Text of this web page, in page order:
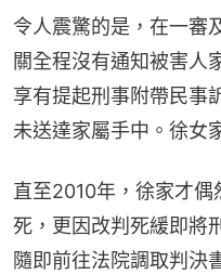
令人震驚的是，在一審
關全程沒有通知被害人
享有提起刑事附帶民事
未送達家屬手中。徐女
直至2010年，徐家才
死，更因改判死緩即將
隨即前往法院調取判決